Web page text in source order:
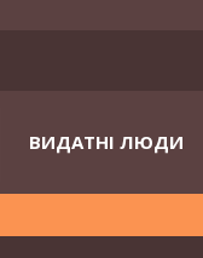
ВИДАТНІ ЛЮДИ